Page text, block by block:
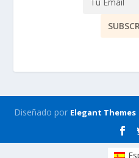
Diseñado por Elegant Themes